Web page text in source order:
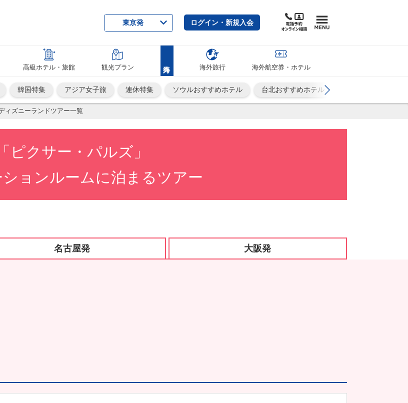
東京発 ログイン・新規入会
高級ホテル・旅館 観光プラン 海外旅行 海外航空券・ホテル
韓国特集 アジア女子旅 連休特集 ソウルおすすめホテル 台北おすすめホテル
ィズニーランドツアー一覧
「ピクサー・パルズ」
ョンルームに泊まるツアー
名古屋発 大阪発